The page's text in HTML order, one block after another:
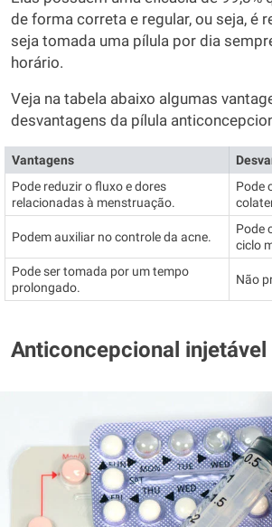
de forma correta e regular, ou seja, é
seja tomada uma pílula por dia
horário.
Veja na tabela abaixo algumas
desvantagens da pílula
Vantagens
Pode reduzir o fluxo e dores
relacionadas à menstruação.
Pode
Podem auxiliar no controle da acne.
Pode
ciclo
Pode ser tomada por um tempo
prolongado.
Não
Anticoncepcional injetável